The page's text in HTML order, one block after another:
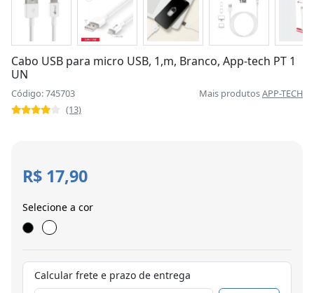
Cabo USB para micro USB, 1,m, Branco, App-tech PT 1
UN
Código: 745703 Mais produtosAPP-TECH
(13)
R$ 17,90
Selecione a cor
Calcular frete e prazo de entrega